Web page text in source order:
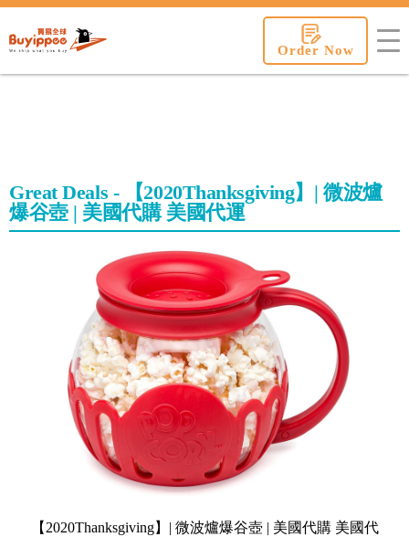
Order Now
Great Deals - 【2020Thanksgiving】| 微波爐
爆谷壺 | 美國代購 美國代運
【2020Thanksgiving】| 微波爐爆谷壺 | 美國代購 美國代